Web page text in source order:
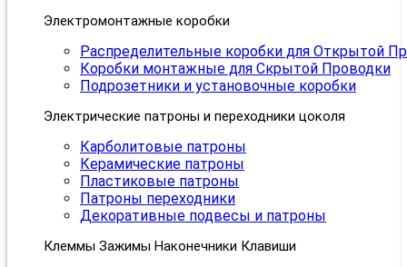
Электромонтажные коробки
Распределительные коробки для Открытой
Коробки монтажные для Скрытой Проводки
Подрозетники и установочные коробки
Электрические патроны и переходники цоколя
Карболитовые патроны
Керамические патроны
Пластиковые патроны
Патроны переходники
Декоративные подвесы и патроны
Клеммы Зажимы Наконечники Клавиши